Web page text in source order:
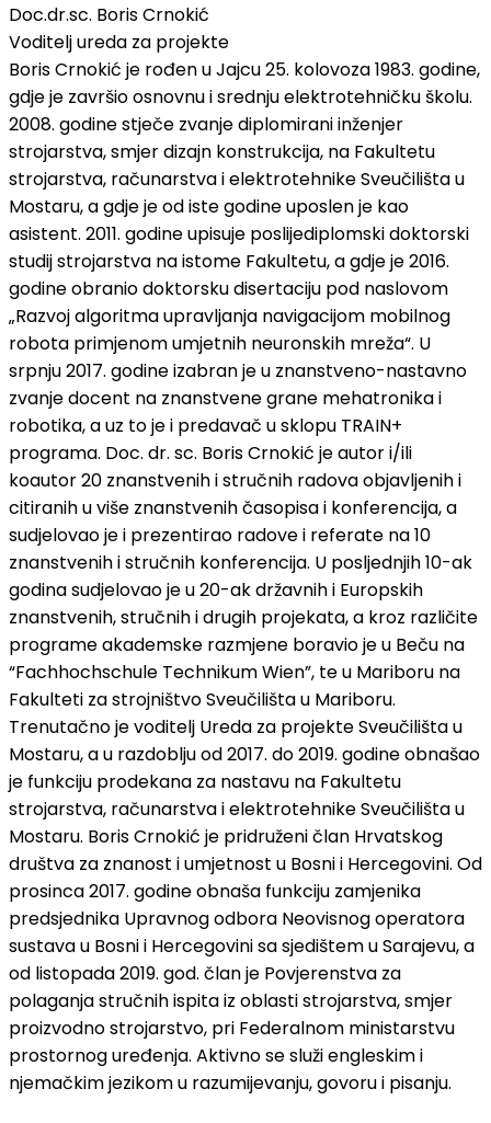
Doc.dr.sc. Boris Crnokić
Voditelj ureda za projekte
Boris Crnokić je rođen u Jajcu 25. kolovoza 1983. godine,
gdje je završio osnovnu i srednju elektrotehničku školu.
2008. godine stječe zvanje diplomirani inženjer
strojarstva, smjer dizajn konstrukcija, na Fakultetu
strojarstva, računarstva i elektrotehnike Sveučilišta u
Mostaru, a gdje je od iste godine uposlen je kao
asistent. 2011. godine upisuje poslijediplomski doktorski
studij strojarstva na istome Fakultetu, a gdje je 2016.
godine obranio doktorsku disertaciju pod naslovom
„Razvoj algoritma upravljanja navigacijom mobilnog
robota primjenom umjetnih neuronskih mreža“. U
srpnju 2017. godine izabran je u znanstveno-nastavno
zvanje docent na znanstvene grane mehatronika i
robotika, a uz to je i predavač u sklopu TRAIN+
programa. Doc. dr. sc. Boris Crnokić je autor i/ili
koautor 20 znanstvenih i stručnih radova objavljenih i
citiranih u više znanstvenih časopisa i konferencija, a
sudjelovao je i prezentirao radove i referate na 10
znanstvenih i stručnih konferencija. U posljednjih 10-ak
godina sudjelovao je u 20-ak državnih i Europskih
znanstvenih, stručnih i drugih projekata, a kroz različite
programe akademske razmjene boravio je u Beču na
“Fachhochschule Technikum Wien”, te u Mariboru na
Fakulteti za strojništvo Sveučilišta u Mariboru.
Trenutačno je voditelj Ureda za projekte Sveučilišta u
Mostaru, a u razdoblju od 2017. do 2019. godine obnašao
je funkciju prodekana za nastavu na Fakultetu
strojarstva, računarstva i elektrotehnike Sveučilišta u
Mostaru. Boris Crnokić je pridruženi član Hrvatskog
društva za znanost i umjetnost u Bosni i Hercegovini. Od
prosinca 2017. godine obnaša funkciju zamjenika
predsjednika Upravnog odbora Neovisnog operatora
sustava u Bosni i Hercegovini sa sjedištem u Sarajevu, a
od listopada 2019. god. član je Povjerenstva za
polaganja stručnih ispita iz oblasti strojarstva, smjer
proizvodno strojarstvo, pri Federalnom ministarstvu
prostornog uređenja. Aktivno se služi engleskim i
njemačkim jezikom u razumijevanju, govoru i pisanju.